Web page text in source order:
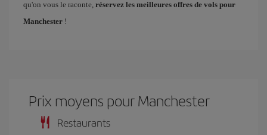
qu'on vous le raconte, réservez les meilleures offres de vols pour
Manchester !
Prix ​​moyens pour Manchester
Restaurants